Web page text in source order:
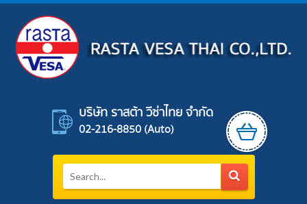
บริษัท ราสต้า วีซ่าไทย จำกัด
02-216-8850 (auto)